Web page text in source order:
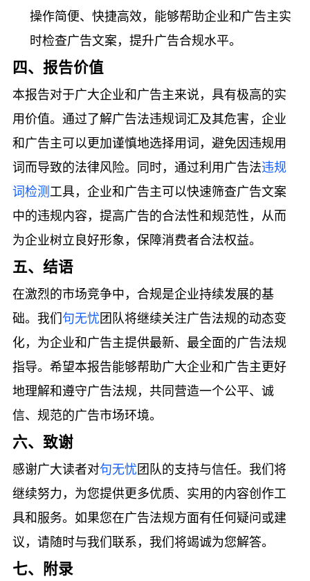
操作简便、快捷高效，能够帮助企业和广告主实
时检查广告文案，提升广告合规水平。
四、报告价值
本报告对于广大企业和广告主来说，具有极高的实
用价值。通过了解广告法违规词汇及其危害，企业
和广告主可以更加谨慎地选择用词，避免因违规用
词而导致的法律风险。同时，通过利用广告法违规
词检测 工具，企业和广告主可以快速筛查广告文案
中的违规内容，提高广告的合法性和规范性，从而
为企业树立良好形象，保障消费者合法权益。
五、结语
在激烈的市场竞争中，合规是企业持续发展的基
础。我们句无忧 团队将继续关注广告法规的动态变
化，为企业和广告主提供最新、最全面的广告法规
指导。希望本报告能够帮助广大企业和广告主更好
地理解和遵守广告法规，共同营造一个公平、诚
信、规范的广告市场环境。
六、致谢
感谢广大读者对句无忧 团队的支持与信任。我们将
继续努力，为您提供更多优质、实用的内容创作工
具和服务。如果您在广告法规方面有任何疑问或建
议，请随时与我们联系，我们将竭诚为您解答。
七、附录